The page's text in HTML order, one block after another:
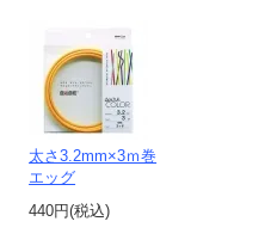
太さ3.2mm×3ｍ巻
エッグ
440円(税込)